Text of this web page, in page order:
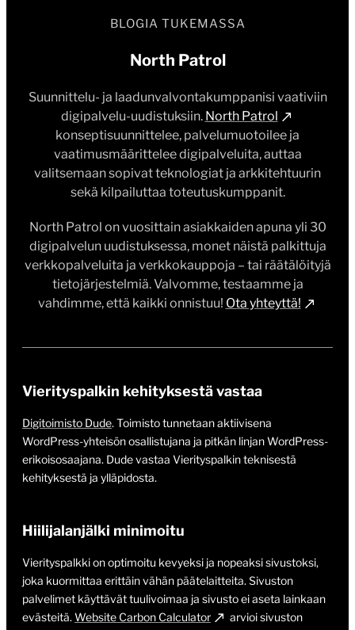
BLOGIA TUKEMASSA
North Patrol
Suunnittelu- ja laadunvalvontakumppanisi vaativiin
digipalvelu-uudistuksiin. North Patrol
konseptisuunnittelee, palvelumuotoilee ja
vaatimusmäärittelee digipalveluita, auttaa
valitsemaan sopivat teknologiat ja arkkitehtuurin
sekä kilpailuttaa toteutuskumppanit.
North Patrol on vuosittain asiakkaiden apuna yli 30
digipalvelun uudistuksessa, monet näistä palkittuja
verkkopalveluita ja verkkokauppoja – tai räätälöityjä
tietojärjestelmiä. Valvomme, testaamme ja
vahdimme, että kaikki onnistuu! Ota yhteyttä!
Vierityspalkin kehityksestä vastaa
Digitoimisto Dude. Toimisto tunnetaan aktiivisena
WordPress-yhteisön osallistujana ja pitkän linjan WordPress-
erikoisosaajana. Dude vastaa Vierityspalkin teknisestä
kehityksestä ja ylläpidosta.
Hiilijalanjälki minimoitu
Vierityspalkki on optimoitu kevyeksi ja nopeaksi sivustoksi,
joka kuormittaa erittäin vähän päätelaitteita. Sivuston
palvelimet käyttävät tuulivoimaa ja sivusto ei aseta lainkaan
evästeitä. Website Carbon Calculator
arvioi sivuston